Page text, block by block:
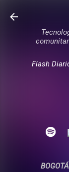
Flash
BOGOTÁ